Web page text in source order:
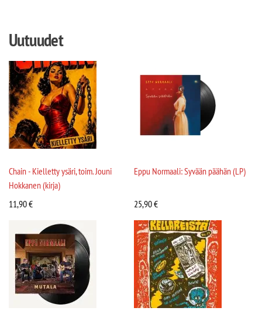
Uutuudet
Chain - Kielletty ysäri, toim. Jouni
Hokkanen (kirja)
11,90€
Eppu Normaali: Syvään päähän (LP)
25,90€